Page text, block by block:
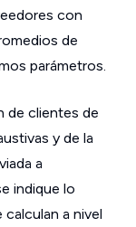
con
de
parámetros.
de clientes de
y de la
a
indique lo
a nivel